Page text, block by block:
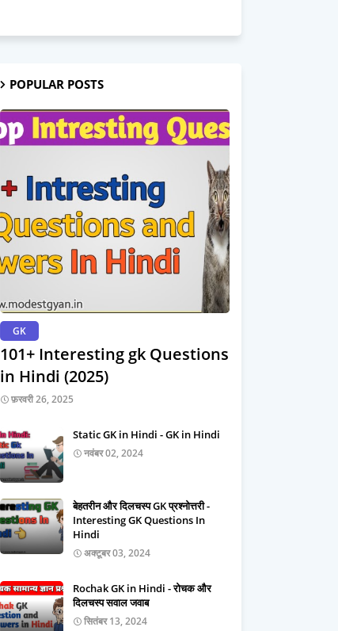
POPULAR POSTS
GK
101+ Interesting gk Questions
in Hindi (2025)
फ़रवरी 26, 2025
Static GK in Hindi - GK in Hindi
नवंबर 02, 2024
बेहतरीन और दिलचस्प GK प्रश्नोत्तरी -
Interesting GK Questions In
Hindi
अक्टूबर 03, 2024
Rochak GK in Hindi - रोचक और
दिलचस्प सवाल जवाब
सितंबर 13, 2024